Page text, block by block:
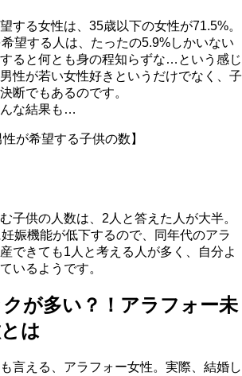
する女性は、35歳以下の女性が71.5%。
望する人は、たったの5.9%しかいない
ると何とも身の程知らずな…という感じ
性が若い女性好きというだけでなく、子
断でもあるのです。
な結果も…
が希望する子供の数】
子供の人数は、2人と答えた人が大半。
娠機能が低下するので、同年代のアラ
できても1人と考える人が多く、自分よ
いるようです。
が多い？！アラフォー未
は
言える、アラフォー女性。実際、結婚し